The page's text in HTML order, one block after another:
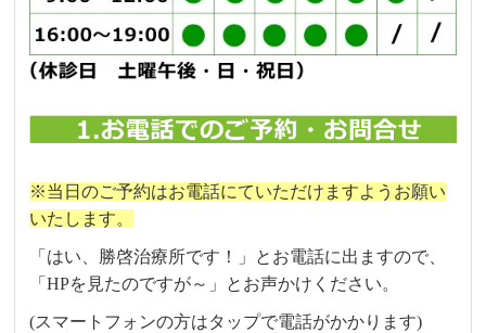
※当日のご予約はお電話にていただけますようお願い
いたします。
「はい、勝啓治療所です！」とお電話に出ますので、
「HPを見たのですが～」とお声かけください。
(スマートフォンの方はタップで電話がかかります)